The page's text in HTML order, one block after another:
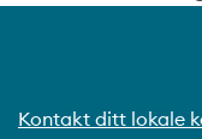
Kontakt ditt lokale